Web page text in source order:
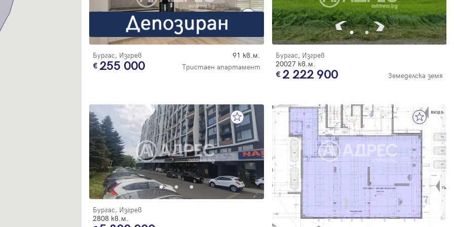
Бургас, Изгрев 91 кв.м.
255 000 Тристаен апартамент
Бургас, Изгрев
20027 кв.м.
2 222 900 Земеделска земя
Бургас, Изгрев
2808 кв.м.
регистрацията.
Благодарим ви! Очаквайте скоро да се свържем с вас!
Имейл Парола
Забравена парола
Регистрация